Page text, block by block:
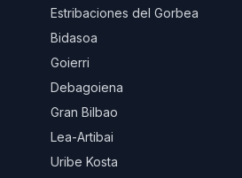
Estribaciones del Gorbea
Bidasoa
Goierri
Debagoiena
Gran Bilbao
Lea-Artibai
Uribe Kosta